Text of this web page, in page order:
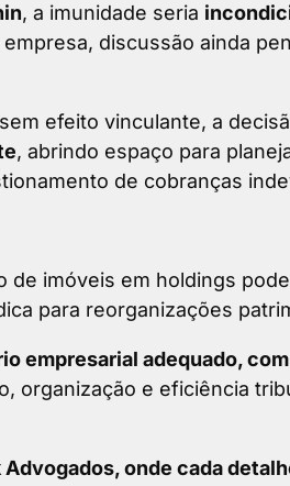
, a imunidade seria
discussão ainda
efeito vinculante, a
, abrindo espaço para
de cobranças
de imóveis em holdings
para reorganizações
empresarial adequado,
organização e eficiência
onde cada